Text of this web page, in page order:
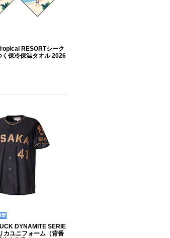
RESORTシーク
く保冷保温タオル 2026
DYNAMITE SERIE
カユニフォーム（背番